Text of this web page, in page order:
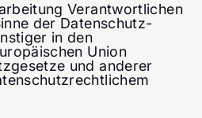
Verantwortlichen
der Datenschutz-
in den
Union
und anderer